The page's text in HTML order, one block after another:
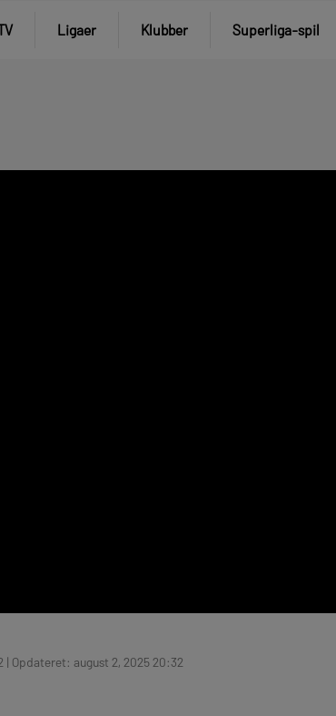
Ligaer Klubber Superliga-spil
Opdateret: august 2, 2025 20:32